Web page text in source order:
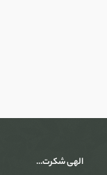
الهی شکرت…